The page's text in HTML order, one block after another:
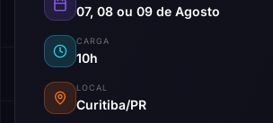
07, 08 ou 09 de Agosto
CARGA
10h
LOCAL
Curitiba/PR